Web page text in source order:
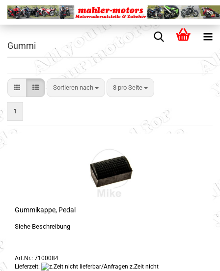
Gummi
Sortieren nach 8 pro Seite
1
Gummikappe, Pedal
Siehe Beschreibung
Art.Nr.: 7100084
Lieferzeit:
z.Zeit nicht